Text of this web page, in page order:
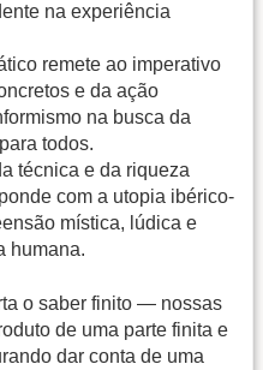
na experiência
remete ao imperativo
e da ação
na busca da
todos.
técnica e da riqueza
com a utopia ibérico-
mística, lúdica e
humana.
o saber finito — nossas
de uma parte finita e
dar conta de uma